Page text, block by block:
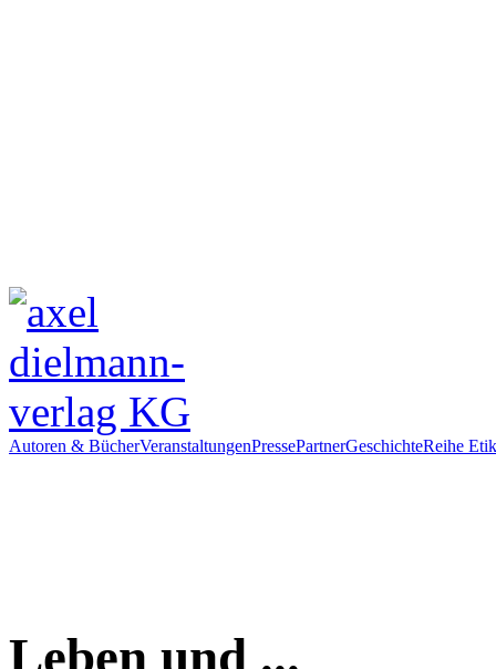
Autoren & BücherVeranstaltungenPressePartnerGeschichteReihe
Leben und ...